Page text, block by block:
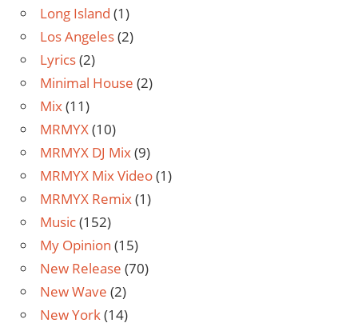
Long Island (1)
Los Angeles(2)
Lyrics(2)
Minimal House (2)
Mix(11)
MRMYX(10)
MRMYX DJ Mix(9)
MRMYX Mix Video(1)
MRMYX Remix(1)
Music(152)
My Opinion (15)
New Release (70)
New Wave (2)
New York(14)